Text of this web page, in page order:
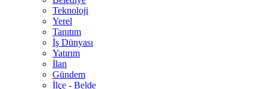
Teknoloji
Yerel
Tanıtım
İş Dünyası
Yatırım
İlan
Gündem
İlçe - Belde